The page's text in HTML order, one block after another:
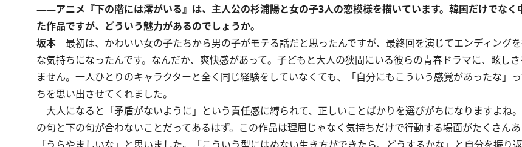
――アニメ『下の階には澪がいる』は、主人公の杉浦陽と女の子3人の恋模様を描いています。韓国だけでなく
た作品ですが、どういう魅力があるのでしょうか。
坂本 最初は、かわいい女の子たちから男の子がモテる話だと思ったんですが、最終回を演じてエンディング
な気持ちになったんです。なんだか、爽快感があって。子どもと大人の狭間にいる彼らの青春ドラマに、眩し
ません。一人ひとりのキャラクターと全く同じ経験をしていなくても、「自分にもこういう感覚があったな」
ちを思い出させてくれました。
大人になると「矛盾がないように」という責任感に縛られて、正しいことばかりを選びがちになりますよね
の句と下の句が合わないことだってあるはず。この作品は理屈じゃなく気持ちだけで行動する場面がたくさんあ